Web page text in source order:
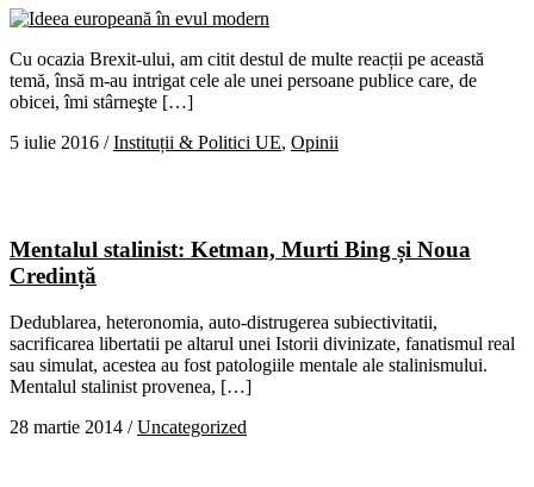
Cu ocazia Brexit-ului, am citit destul de multe reacții pe această
temă, însă m-au intrigat cele ale unei persoane publice care, de
obicei, îmi stârneşte […]
5 iulie 2016 /Instituții & Politici UE, Opinii
Mentalul stalinist: Ketman, Murti Bing și Noua
Credință
Dedublarea, heteronomia, auto-distrugerea subiectivitatii,
sacrificarea libertatii pe altarul unei Istorii divinizate, fanatismul real
sau simulat, acestea au fost patologiile mentale ale stalinismului.
Mentalul stalinist provenea, […]
28 martie 2014 /Uncategorized